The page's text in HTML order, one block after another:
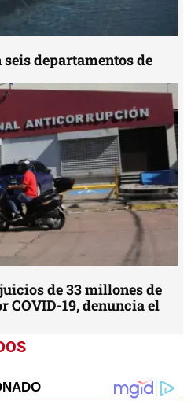
departamentos de
de 33 millones de
COVID-19, denuncia el